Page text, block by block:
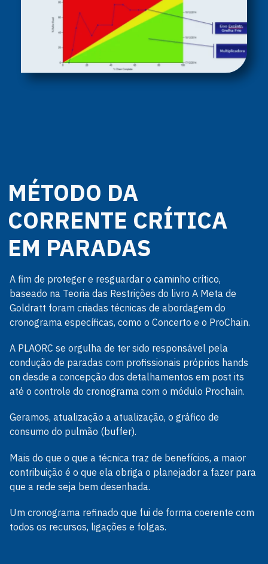
MÉTODO DA
CORRENTE CRÍTICA
EM PARADAS
A fim de proteger e resguardar o caminho crítico,
baseado na Teoria das Restrições do livro A Meta de
Goldratt foram criadas técnicas de abordagem do
cronograma específicas, como o Concerto e o ProChain.
A PLAORC se orgulha de ter sido responsável pela
condução de paradas com profissionais próprios hands
on desde a concepção dos detalhamentos em post its
até o controle do cronograma com o módulo Prochain.
Geramos, atualização a atualização, o gráfico de
consumo do pulmão (buffer).
Mais do que o que a técnica traz de benefícios, a maior
contribuição é o que ela obriga o planejador a fazer para
que a rede seja bem desenhada.
Um cronograma refinado que fui de forma coerente com
todos os recursos, ligações e folgas.